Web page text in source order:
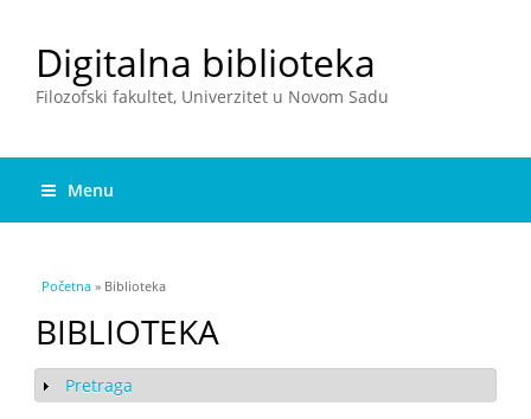
Digitalna biblioteka
Filozofski fakultet, Univerzitet u Novom Sadu
Menu
You are here
Početna » Biblioteka
BIBLIOTEKA
Show
Pretraga